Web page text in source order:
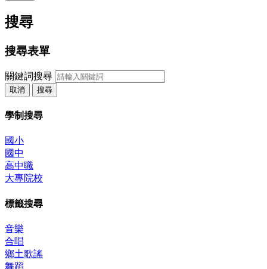
搜尋
搜尋表單
關鍵詞搜尋
取消 搜尋
學制搜尋
國小
國中
高中職
大專院校
標籤搜尋
音樂
合唱
鄉土歌謠
舞蹈